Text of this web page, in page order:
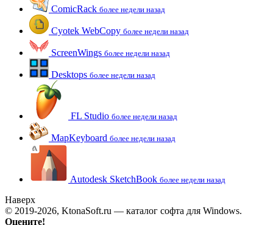
ComicRack более недели назад
Cyotek WebCopy более недели назад
ScreenWings более недели назад
Desktops более недели назад
FL Studio более недели назад
MapKeyboard более недели назад
Autodesk SketchBook более недели назад
Наверх
© 2019-2026, KtonaSoft.ru — каталог софта для Windows.
Оцените!